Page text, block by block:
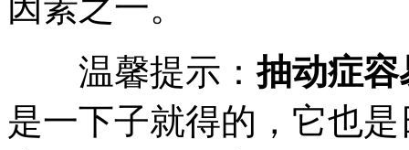
因素之一。
温馨提示：抽动症
是一下子就得的，它也